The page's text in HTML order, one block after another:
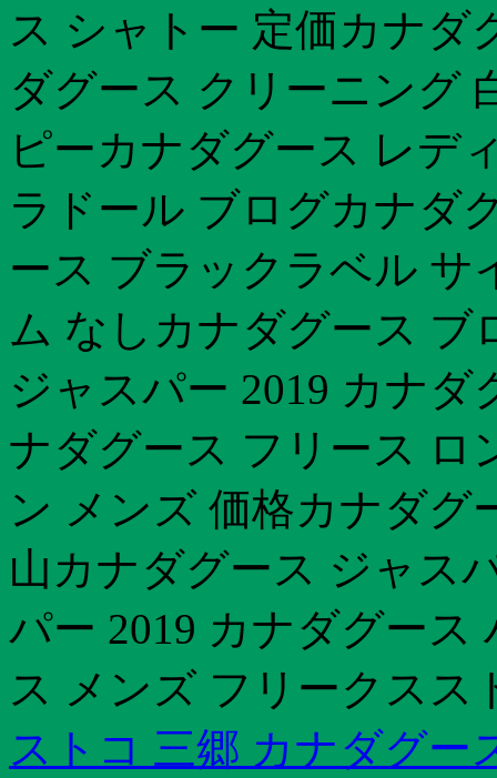
ス シャトー 定価カナダ
ダグース クリーニング
ピーカナダグース レデ
ラドール ブログカナダ
ース ブラックラベル サ
ム なしカナダグース ブ
ジャスパー 2019 カナ
ナダグース フリース ロ
ン メンズ 価格カナダグ
山カナダグース ジャス
パー 2019 カナダグー
ス メンズ フリークスス
ストコ 三郷 カナダグー